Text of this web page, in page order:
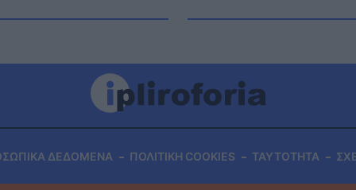
ΔΕΔΟΜΕΝΑ ΠΟΛΙΤΙΚΗ COOKIES ΤΑΥΤΟΤΗΤΑ